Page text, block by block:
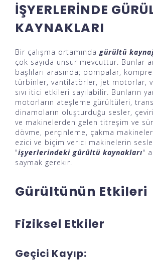
İŞYERLERİNDE
KAYNAKLARI
Bir çalışma ortamında gürültü
çok sayıda unsur mevcuttur. Bunlar
başlıları arasında; pompalar,
türbinler, vantilatörler, jet motorlar,
sıvı itici etkileri sayılabilir. Bunların
motorların ateşleme gürültüleri,
dinamoların oluşturduğu sesler,
ve makinelerden gelen titreşim ve
dövme, perçinleme, çakma
ezici ve biçim verici makinelerin
"işyerlerindeki gürültü kaynakları"
saymak gerekir.
Gürültünün Etkileri
Fiziksel Etkiler
Geçici Kayıp: